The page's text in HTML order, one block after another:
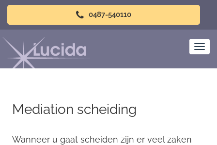
0487-540110
Mediation scheiding
Wanneer u gaat scheiden zijn er veel zaken